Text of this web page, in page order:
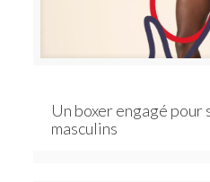
Un boxer engagé pour
masculins